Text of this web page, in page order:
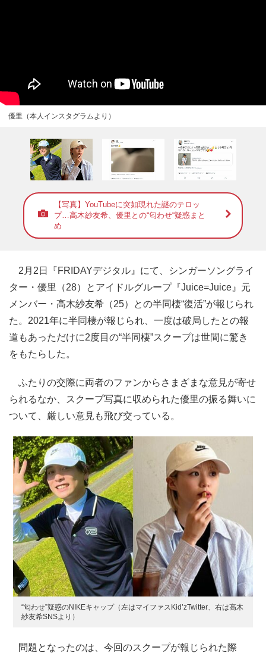
優里（本人インスタグラムより）
【写真】YouTubeに突如現れた謎のテロッ
プ…高木紗友希、優里との“匂わせ“疑惑まと
め
2月2日『FRIDAYデジタル』にて、シンガーソングライ
ター・優里（28）とアイドルグループ『Juice=Juice』元
メンバー・高木紗友希（25）との半同棲“復活”が報じられ
た。2021年に半同棲が報じられ、一度は破局したとの報
道もあっただけに2度目の“半同棲”スクープは世間に驚き
をもたらした。
ふたりの交際に両者のファンからさまざまな意見が寄せ
られるなか、スクープ写真に収められた優里の振る舞いに
ついて、厳しい意見も飛び交っている。
“匂わせ”疑惑のNIKEキャップ（左はマイファスKid’zTwitter、右は高木
紗友希SNSより）
問題となったのは、今回のスクープが報じられた際